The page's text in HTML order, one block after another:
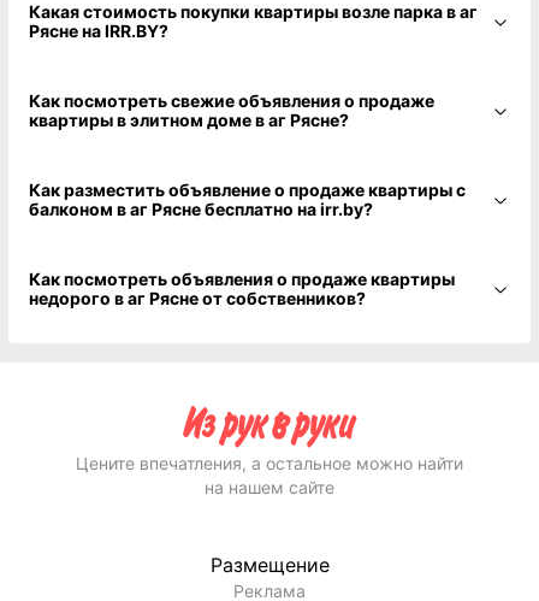
Какая стоимость покупки квартиры возле парка в аг
Рясне на IRR.BY?
Как посмотреть свежие объявления о продаже
квартиры в элитном доме в аг Рясне?
Как разместить объявление о продаже квартиры с
балконом в аг Рясне бесплатно на irr.by?
Как посмотреть объявления о продаже квартиры
недорого в аг Рясне от собственников?
Цените впечатления, а остальное можно найти
на нашем сайте
Размещение
Реклама